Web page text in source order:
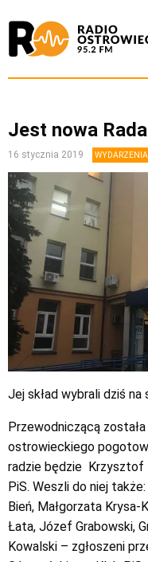
Jest nowa
16 stycznia 2019 WYDARZENIA
Jej skład wybrali dziś na
Przewodniczącą
ostrowieckiego
radzie będzie Krzysztof
PiS. Weszli do niej
Bień, Małgorzata
Łata, Józef Grabowski,
Kowalski – zgłoszeni